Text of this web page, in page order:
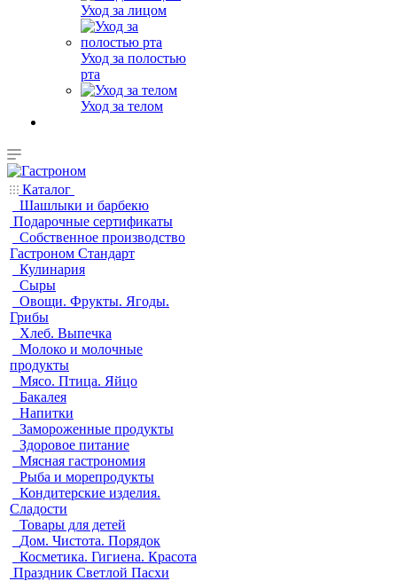
Уход за лицом
Уход за полостью
рта
Уход за телом
Каталог
Шашлыки и барбекю
Подарочные сертификаты
Собственное производство
Гастроном Стандарт
Кулинария
Сыры
Овощи. Фрукты. Ягоды.
Грибы
Хлеб. Выпечка
Молоко и молочные
продукты
Мясо. Птица. Яйцо
Бакалея
Напитки
Замороженные продукты
Здоровое питание
Мясная гастрономия
Рыба и морепродукты
Кондитерские изделия.
Сладости
Товары для детей
Дом. Чистота. Порядок
Косметика. Гигиена. Красота
Праздник Светлой Пасхи